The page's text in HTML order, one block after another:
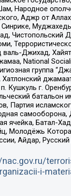
Народное
Аджр от
Синрике,
Чистопольский
валь-Джихад,
National
группа
Хатлонский
п. Кушкуль г.
батальон
Партия
самооборона,
ячейка, Батал-
Молодёжь
Айдар,
i-